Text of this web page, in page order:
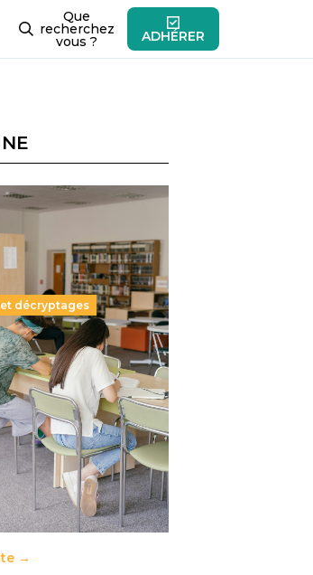
Que
recherchez
vous ? ADHÉRER
décryptages
privé : une dérive
mal la promesse
- National
loi sur la régulation de
supérieur privé met
l’amplification d’un
relègue l’acte
au superfétatoire,
→